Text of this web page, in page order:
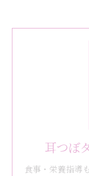
耳つぼ
食事・栄養指導